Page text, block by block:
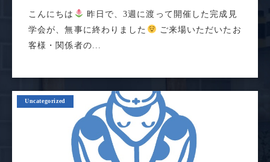
こんにちは
昨日で、3週に渡って開催した完成見
学会が、無事に終わりました
ご来場いただいたお
客様・関係者の...
Uncategorized